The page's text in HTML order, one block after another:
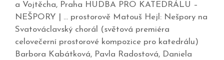
a Vojtěcha, Praha HUDBA PRO KATEDRÁLU –
NEŠPORY | … prostorově Matouš Hejl: Nešpory na
Svatováclavský chorál (světová premiéra
celovečerní prostorové kompozice pro katedrálu)
Barbora Kabátková, Pavla Radostová, Daniela